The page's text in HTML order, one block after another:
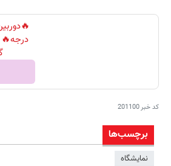
کد خبر201100
برچسب‌ها
نمایشگاه